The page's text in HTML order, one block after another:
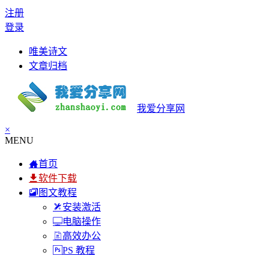
注册
登录
唯美诗文
文章归档
我爱分享网
×
MENU
首页
软件下载
图文教程
安装激活
电脑操作
高效办公
PS 教程